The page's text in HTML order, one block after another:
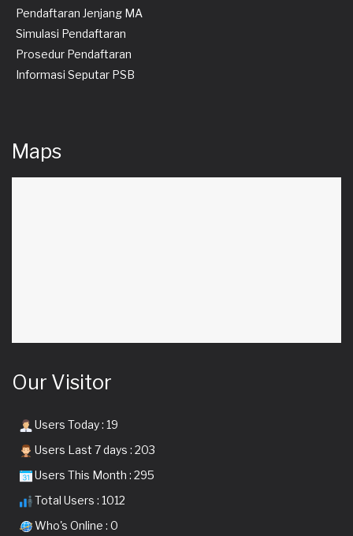
Pendaftaran Jenjang MA
Simulasi Pendaftaran
Prosedur Pendaftaran
Informasi Seputar PSB
Maps
Our Visitor
Users Today : 19
Users Last 7 days : 203
Users This Month : 295
Total Users : 1012
Who's Online : 0